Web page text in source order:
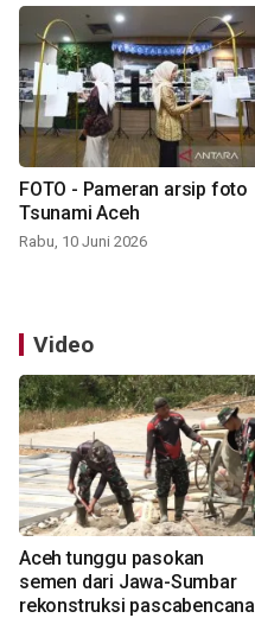
FOTO - Pameran arsip foto
Tsunami Aceh
Rabu, 10 Juni 2026
Video
Aceh tunggu pasokan
semen dari Jawa-Sumbar
rekonstruksi pascabencana